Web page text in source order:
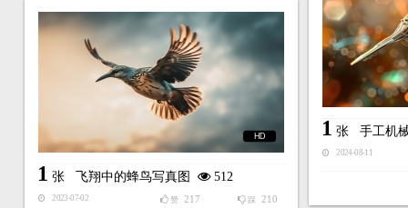
1 张 手工机
2024-08-11
HD
1 张 飞翔中的蜂鸟写真图 512
2023-07-02 踩 210
赞 217